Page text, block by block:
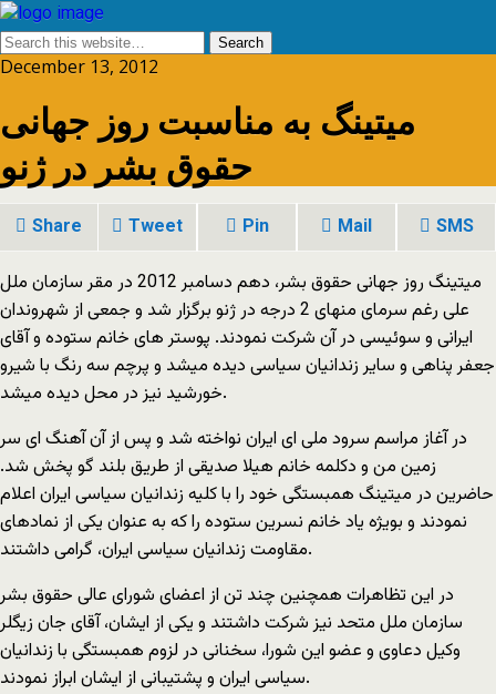
December 13, 2012
میتینگ به مناسبت روز جهانی
حقوق بشر در ژنو
Share Tweet Pin Mail
SMS
میتینگ روز جهانی حقوق بشر، دهم دسامبر 2012 در مقر سازمان ملل
علی رغم سرمای منهای 2 درجه در ژنو برگزار شد و جمعی از شهروندان
ایرانی و سوئیسی در آن شرکت نمودند. پوستر های خانم ستوده و آقای
جعفر پناهی و سایر زندانیان سیاسی دیده میشد و پرچم سه رنگ با شیرو
خورشید نیز در محل دیده میشد.
در آغاز مراسم سرود ملی ای ایران نواخته شد و پس از آن آهنگ ای سر
زمین من و دکلمه خانم هیلا صدیقی از طریق بلند گو پخش شد.
حاضرین در میتینگ همبستگی خود را با کلیه زندانیان سیاسی ایران اعلام
نمودند و بویژه یاد خانم نسرین ستوده را که به عنوان یکی از نمادهای
مقاومت زندانیان سیاسی ایران، گرامی داشتند.
در این تظاهرات همچنین چند تن از اعضای شورای عالی حقوق بشر
سازمان ملل متحد نیز شرکت داشتند و یکی از ایشان، آقای جان زیگلر
وکیل دعاوی و عضو این شورا، سخنانی در لزوم همبستگی با زندانیان
سیاسی ایران و پشتیبانی از ایشان ابراز نمودند.